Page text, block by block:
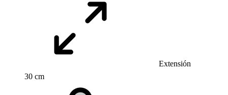
Extensión
30 cm